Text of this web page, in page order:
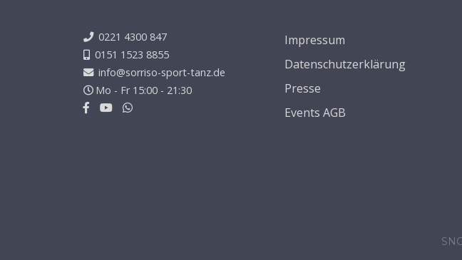
0221 4300 847
0151 1523 8855
info@sorriso-sport-tanz.de
Mo - Fr 15:00 - 21:30
Impressum
Datenschutzerklärung
Presse
Events AGB